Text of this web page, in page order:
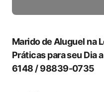
Marido⁣ de⁢ Aluguel na
Práticas para seu Dia
6148 / 98839-0735